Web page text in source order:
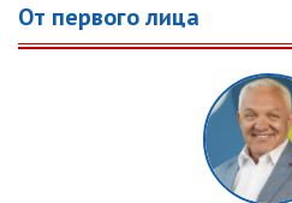
От первого лица